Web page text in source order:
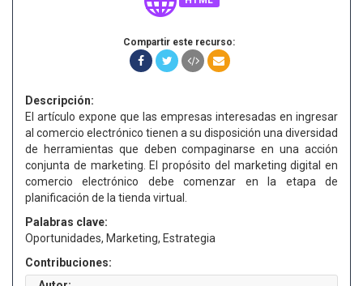
Compartir este recurso:
Descripción:
El artículo expone que las empresas interesadas en ingresar
al comercio electrónico tienen a su disposición una diversidad
de herramientas que deben compaginarse en una acción
conjunta de marketing. El propósito del marketing digital en
comercio electrónico debe comenzar en la etapa de
planificación de la tienda virtual.
Palabras clave:
Oportunidades, Marketing, Estrategia
Contribuciones: